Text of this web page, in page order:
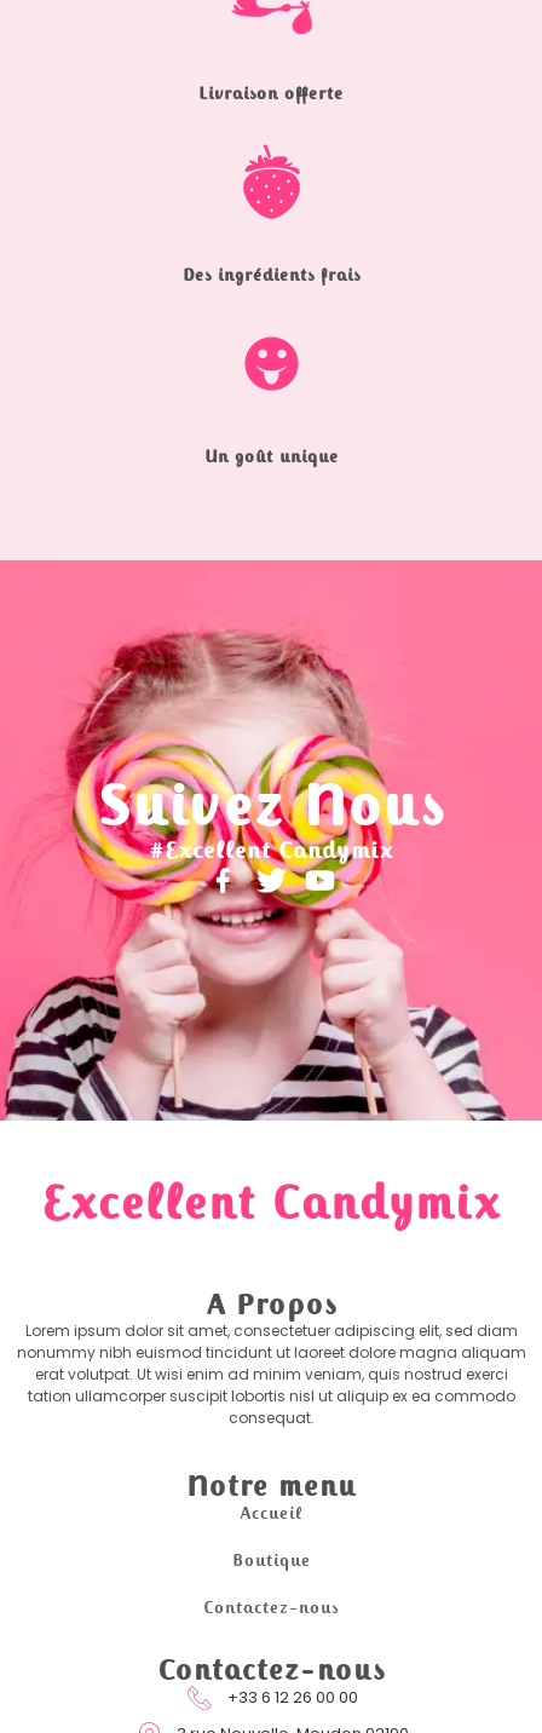
Livraison offerte
Des ingrédients frais
Un goût unique
Suivez Nous
#Excellent Candymix
Excellent Candymix
A Propos
Lorem ipsum dolor sit amet, consectetuer adipiscing elit, sed diam
nonummy nibh euismod tincidunt ut laoreet dolore magna aliquam
erat volutpat. Ut wisi enim ad minim veniam, quis nostrud exerci
tation ullamcorper suscipit lobortis nisl ut aliquip ex ea commodo
consequat.
Notre menu
Accueil
Boutique
Contactez-nous
Contactez-nous
+33 6 12 26 00 00